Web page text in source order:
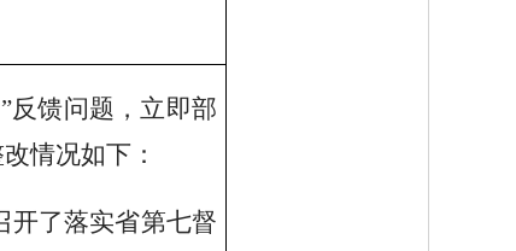
反馈问题，立即部
情况如下：
开了落实省第七督